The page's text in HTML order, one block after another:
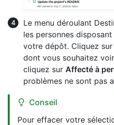
Le menu déroulant
les personnes
votre dépôt. Cliquez
dont vous souhaitez
cliquez sur Affecté à
problèmes ne sont pas
Conseil
Pour effacer votre